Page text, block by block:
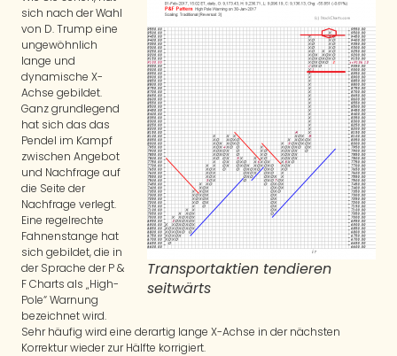
Transportaktien tendieren
seitwärts
sich nach der Wahl
von D. Trump eine
ungewöhnlich
lange und
dynamische X-
Achse gebildet.
Ganz grundlegend
hat sich das das
Pendel im Kampf
zwischen Angebot
und Nachfrage auf
die Seite der
Nachfrage verlegt.
Eine regelrechte
Fahnenstange hat
sich gebildet, die in
der Sprache der P &
F Charts als „High-
Pole“ Warnung
bezeichnet wird.
Sehr häufig wird eine derartig lange X-Achse in der nächsten
Korrektur wieder zur Hälfte korrigiert.